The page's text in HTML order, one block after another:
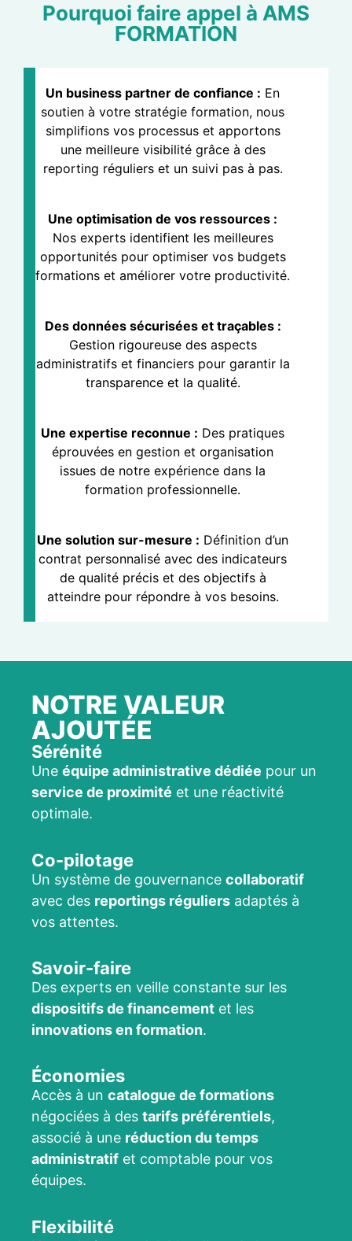
Pourquoi faire appel à AMS
FORMATION
Un business partner de confiance : En
soutien à votre stratégie formation, nous
simplifions vos processus et apportons
une meilleure visibilité grâce à des
reporting réguliers et un suivi pas à pas.
Une optimisation de vos ressources :
Nos experts identifient les meilleures
opportunités pour optimiser vos budgets
formations et améliorer votre productivité.
Des données sécurisées et traçables :
Gestion rigoureuse des aspects
administratifs et financiers pour garantir la
transparence et la qualité.
Une expertise reconnue : Des pratiques
éprouvées en gestion et organisation
issues de notre expérience dans la
formation professionnelle.
Une solution sur-mesure : Définition d’un
contrat personnalisé avec des indicateurs
de qualité précis et des objectifs à
atteindre pour répondre à vos besoins.
NOTRE VALEUR
AJOUTÉE
Sérénité
Une équipe administrative dédiée pour un
service de proximité et une réactivité
optimale.
Co-pilotage
Un système de gouvernance collaboratif
avec des reportings réguliers adaptés à
vos attentes.
Savoir-faire
Des experts en veille constante sur les
dispositifs de financement et les
innovations en formation.
Économies
Accès à un catalogue de formations
négociées à des tarifs préférentiels,
associé à une réduction du temps
administratif et comptable pour vos
équipes.
Flexibilité